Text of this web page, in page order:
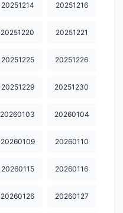
20251214 20251216
20251220 20251221
20251225 20251226
20251229 20251230
20260103 20260104
20260109 20260110
20260115 20260116
20260126 20260127